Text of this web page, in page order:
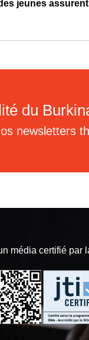
jeunes
du
newsletters
média certifié par